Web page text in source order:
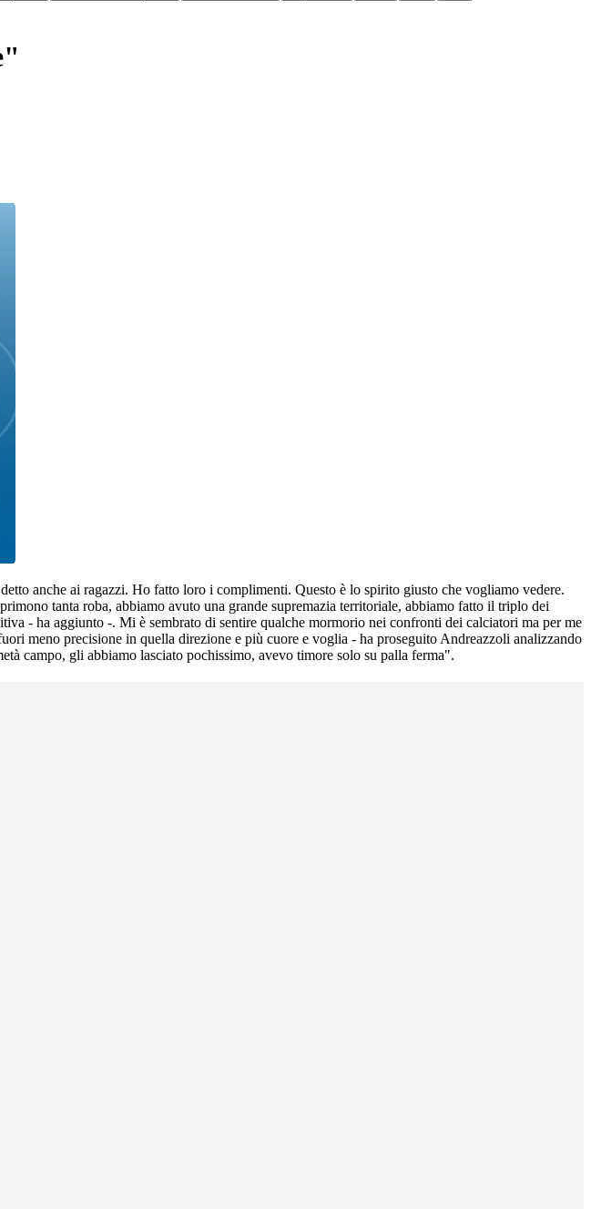
anche ai ragazzi. Ho fatto loro i complimenti. Questo è lo spirito giusto che vogliamo vedere.
tanta roba, abbiamo avuto una grande supremazia territoriale, abbiamo fatto il triplo dei
- ha aggiunto -. Mi è sembrato di sentire qualche mormorio nei confronti dei calciatori ma per me
meno precisione in quella direzione e più cuore e voglia - ha proseguito Andreazzoli analizzando
campo, gli abbiamo lasciato pochissimo, avevo timore solo su palla ferma".